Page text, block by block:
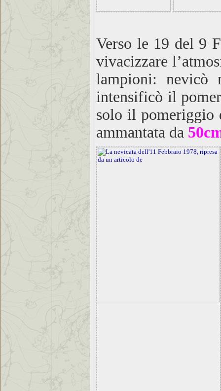
Verso le 19 del 9
vivacizzare
lampioni: nevicò
intensificò il
solo il pomeriggio
ammantata da